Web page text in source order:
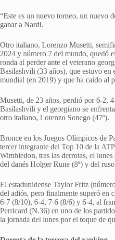
“Este es un nuevo torneo, un nuevo
ganar a Nardi.
Otro italiano, Lorenzo Musetti,
2024 y número 7 del mundo, quedó
ronda al perder ante el veterano
Basilashvili (33 años), que estuvo en
mundial (en 2019) y que ha caído al
Musetti, de 23 años, perdió por 6-2,
Basilashvili y el georgiano se
otro italiano, Lorenzo Sonego (47º).
Bronce en los Juegos Olímpicos de
tercer integrante del Top 10 de la
Wimbledon, tras las derrotas, el
del danés Holger Rune (8º) y del
El estadunidense Taylor Fritz
del adiós, pero finalmente superó en
6-7 (8/10), 6-4, 7-6 (8/6) y 6-4, al
Perricard (N.36) en uno de los
la jornada del lunes por el toque de